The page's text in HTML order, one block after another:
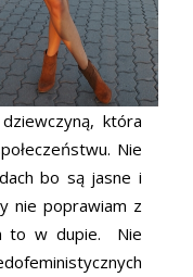
która
Nie
bo są jasne i
nie poprawiam z
to w dupie. Nie